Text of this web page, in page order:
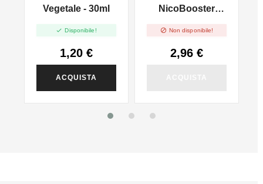
Vegetale - 30ml
 Disponibile!
1,20 €
ACQUISTA
NicoBooster
 Non disponibile!
2,96 €